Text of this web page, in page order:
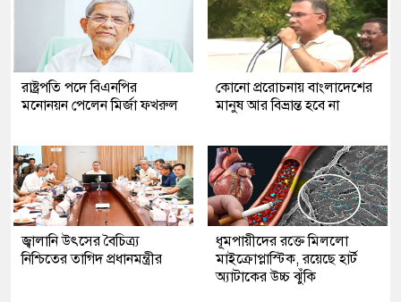
রাষ্ট্রপতি পদে বিএনপির
মনোনয়ন পেলেন মির্জা ফখরুল
কোনো প্ররোচনায় বাংলাদেশের
মানুষ আর বিভ্রান্ত হবে না
জ্বালানি উৎসের বৈচিত্র্য
নিশ্চিতের তাগিদ প্রধানমন্ত্রীর
ধূমপায়ীদের রক্তে মিললো
মাইক্রোপ্লাস্টিক, রয়েছে হার্ট
অ্যাটাকের উচ্চ ঝুঁকি